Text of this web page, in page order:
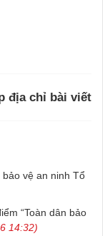
địa chỉ bài viết
vệ an ninh Tổ
“Toàn dân bảo
14:32)